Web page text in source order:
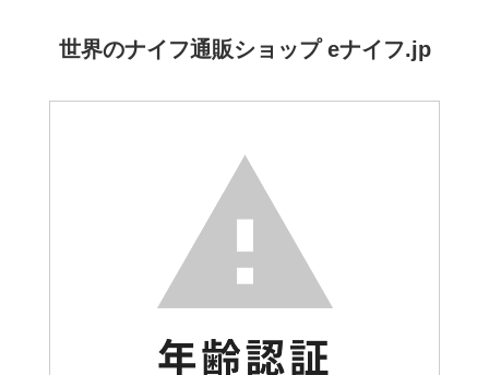
世界のナイフ通販ショップ eナイフ.jp